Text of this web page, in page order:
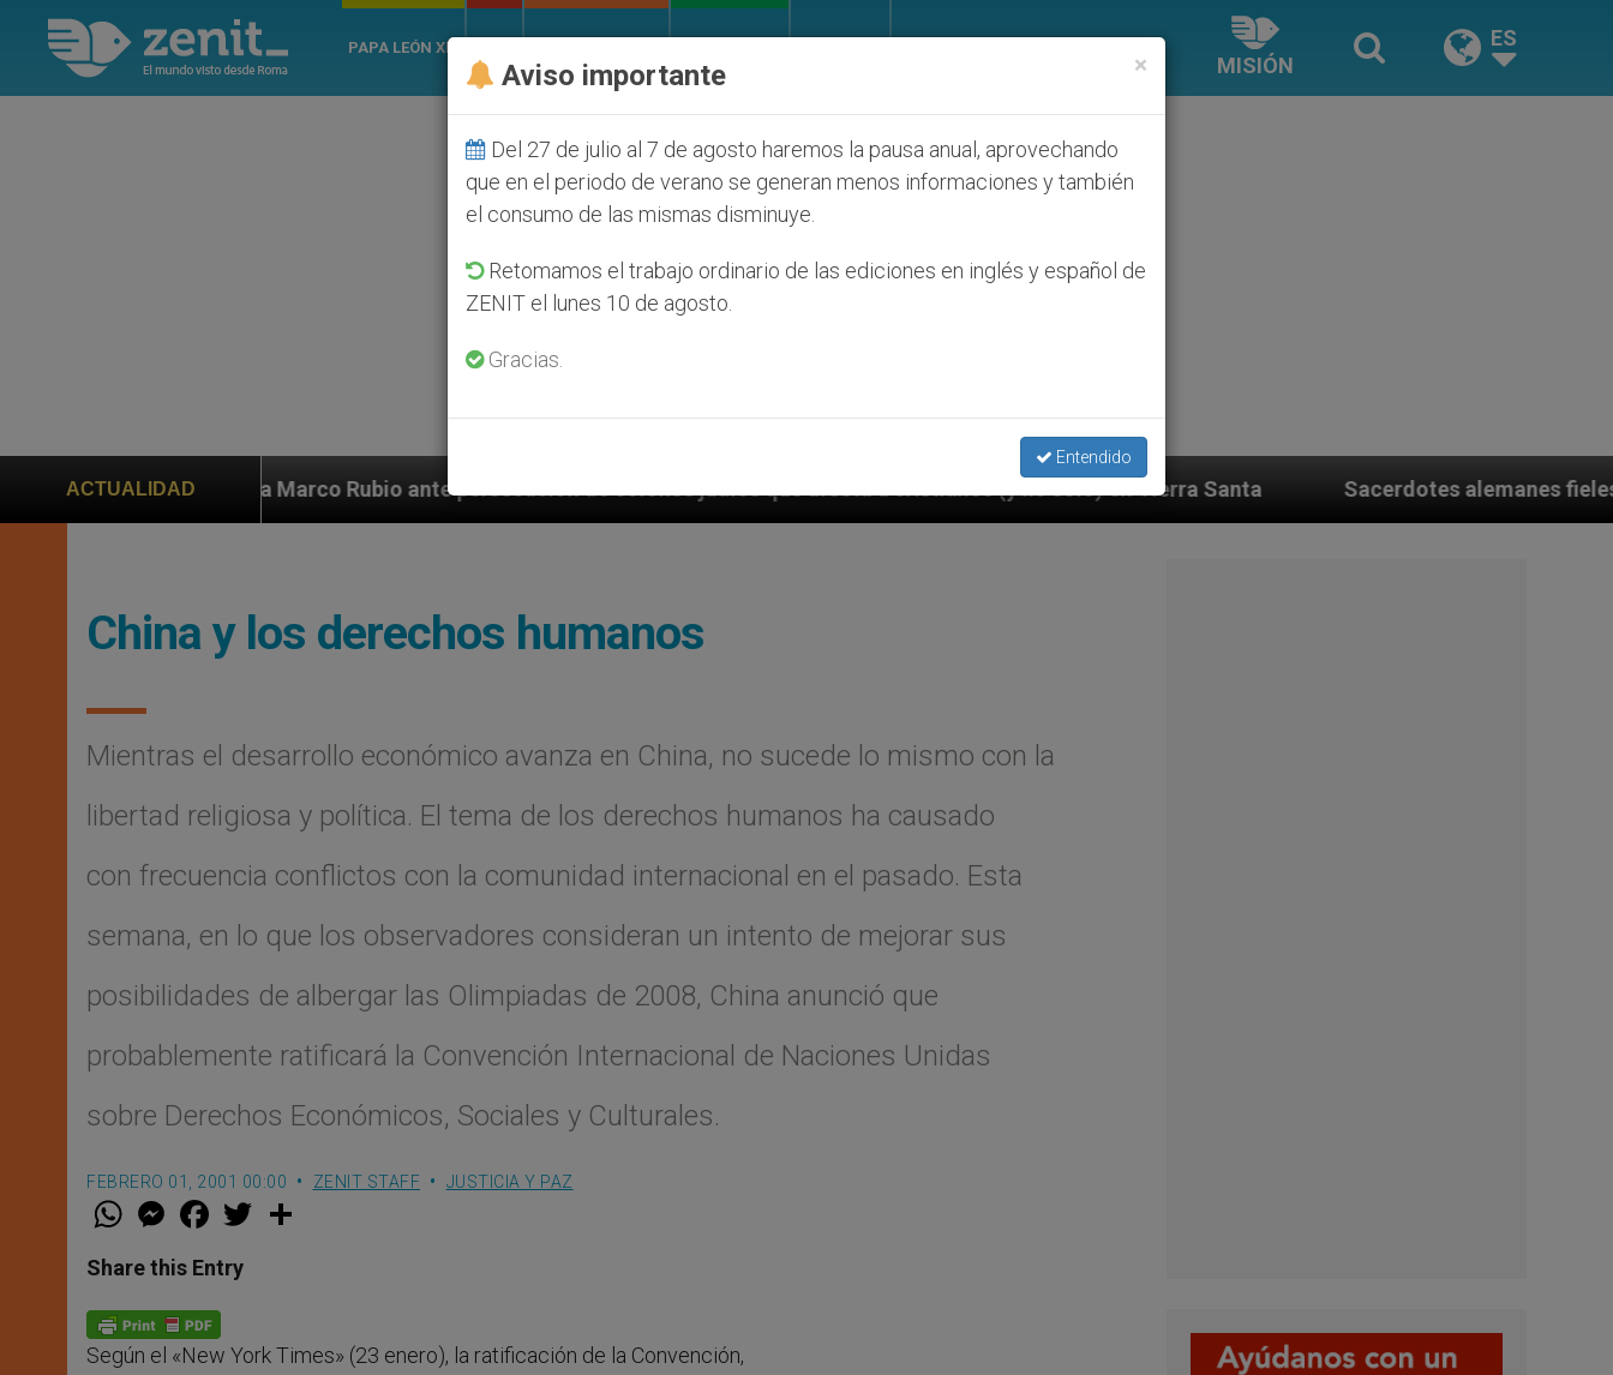
PAPA LEÓN XIV
MISIÓN
ES
ACTUALIDAD
a Marco Rubio ante persecución de colonos judíos que afecta a cristianos (y no sólo) en Tierra Santa Sacerdotes alemanes fieles al Papa contestan
China y los derechos humanos
Mientras el desarrollo económico avanza en China, no sucede lo mismo con la
libertad religiosa y política. El tema de los derechos humanos ha causado
con frecuencia conflictos con la comunidad internacional en el pasado. Esta
semana, en lo que los observadores consideran un intento de mejorar sus
posibilidades de albergar las Olimpiadas de 2008, China anunció que
probablemente ratificará la Convención Internacional de Naciones Unidas
sobre Derechos Económicos, Sociales y Culturales.
FEBRERO 01, 2001 00:00 ZENIT STAFF JUSTICIA Y PAZ
W
t
s
p
p
M
e
s
e
g
e
r
F
a
e
b
o
k
w
Share this Entry
Según el «New York Times» (23 enero), la ratificación de la Convención,
×
Aviso importante
Del 27 de julio al 7 de agosto haremos la pausa anual, aprovechando
que en el periodo de verano se generan menos informaciones y también
el consumo de las mismas disminuye.
Retomamos el trabajo ordinario de las ediciones en inglés y español de
ZENIT el lunes 10 de agosto.
Gracias.
Entendido